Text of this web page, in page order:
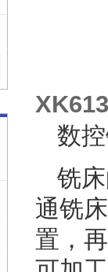
数
铣
通铣
置，